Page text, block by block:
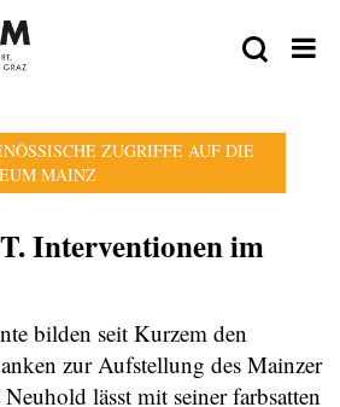
ZUGRIFFE AUF DIE
MAINZ
Interventionen im
bilden seit Kurzem den
zur Aufstellung des Mainzer
lässt mit seiner farbsatten